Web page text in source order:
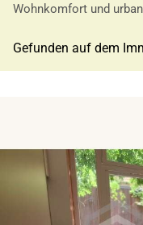
Wohnkomfort und
Gefunden auf dem